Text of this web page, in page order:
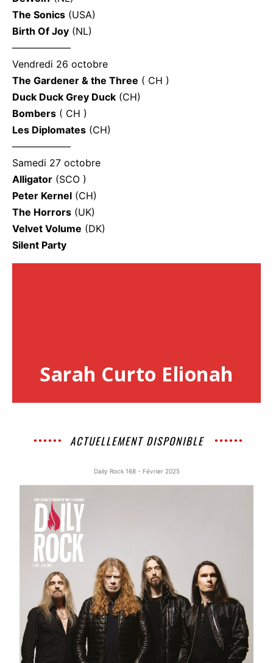
The Sonics (USA)
Birth Of Joy (NL)
——————
Vendredi 26 octobre
The Gardener & the Three ( CH )
Duck Duck Grey Duck (CH)
Bombers ( CH )
Les Diplomates (CH)
——————
Samedi 27 octobre
Alligator (SCO )
Peter Kernel (CH)
The Horrors (UK)
Velvet Volume (DK)
Silent Party
Sarah Curto Elionah
ACTUELLEMENT DISPONIBLE
Daily Rock 168 - Février 2025